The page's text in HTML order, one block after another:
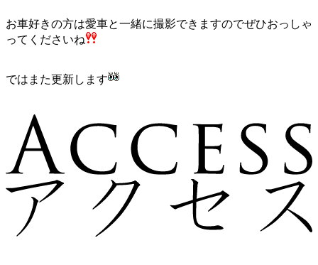
お車好きの方は愛車と一緒に撮影できますのでぜひおっしゃ
ってくださいね
ではまた更新します